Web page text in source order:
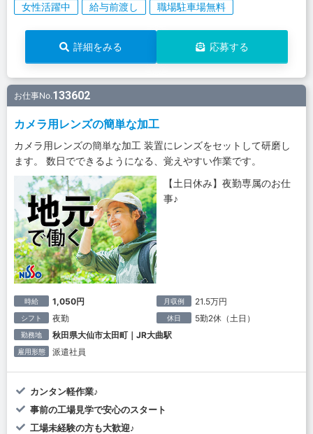
女性活躍中
給与前渡し 職場駐車場無料
詳細をみる 応募する
お仕事No.133602
カメラ用レンズの簡単な加工
カメラ用レンズの簡単な加工 装置にレンズをセットして研磨し
ます。 数日でできるようになる、覚えやすい作業です。
【土日休み】夜勤専属のお仕
事♪
時給 1,050円 月収例 21.5万円
シフト 夜勤 休日 5勤2休（土日）
勤務地 秋田県大仙市太田町｜JR大曲駅
雇用形態 派遣社員
カンタン軽作業♪
事前の工場見学で安心のスタート
工場未経験の方も大歓迎♪